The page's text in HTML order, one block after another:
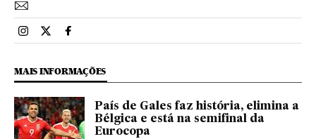
Esportes El País Brasil en Instagram
Esportes El País Brasil en Twitter
Esportes El País Brasil en Facebook
MAIS INFORMAÇÕES
País de Gales faz história, elimina a
Bélgica e está na semifinal da
Eurocopa